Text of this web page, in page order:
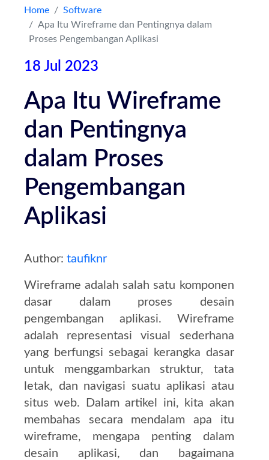
Home
Software
Apa Itu Wireframe dan Pentingnya dalam
Proses Pengembangan Aplikasi
18 Jul 2023
Apa Itu Wireframe
dan Pentingnya
dalam Proses
Pengembangan
Aplikasi
Author: taufiknr
Wireframe adalah salah satu komponen
dasar dalam proses desain
pengembangan aplikasi. Wireframe
adalah representasi visual sederhana
yang berfungsi sebagai kerangka dasar
untuk menggambarkan struktur, tata
letak, dan navigasi suatu aplikasi atau
situs web. Dalam artikel ini, kita akan
membahas secara mendalam apa itu
wireframe, mengapa penting dalam
desain aplikasi, dan bagaimana
Kontak